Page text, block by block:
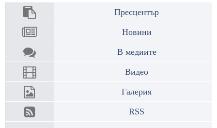
Пресцентър
Новини
В медиите
Видео
Галерия
RSS